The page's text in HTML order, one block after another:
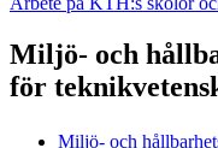
Miljö- och
för
Miljö- och